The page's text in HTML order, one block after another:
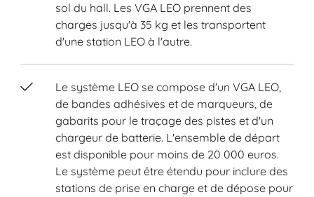
sol du hall. Les VGA LEO prennent des
charges jusqu'à 35 kg et les transportent
d'une station LEO à l'autre.
Le système LEO se compose d'un VGA LEO,
de bandes adhésives et de marqueurs, de
gabarits pour le traçage des pistes et d'un
chargeur de batterie. L'ensemble de départ
est disponible pour moins de 20 000 euros.
Le système peut être étendu pour inclure des
stations de prise en charge et de dépose pour